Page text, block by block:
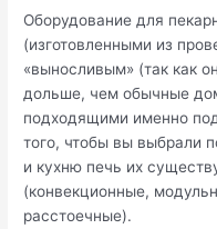
Оборудование для
(изготовленными из
«выносливым» (так как
дольше, чем обычные
подходящими именно
того, чтобы вы выбрали
и кухню печь их
(конвекционные,
расстоечные).